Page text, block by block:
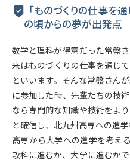
「ものづくりの仕事を
の頃からの夢が出発点
数学と理科が得意だった常盤
来はものづくりの仕事を通じ
といいます。そんな常盤さん
に参加した時、先輩たちの技
なら専門的な知識や技術をよ
と確信し、北九州高専への進学
高専から大学への進学を考え
攻科に進むか、大学に進むか